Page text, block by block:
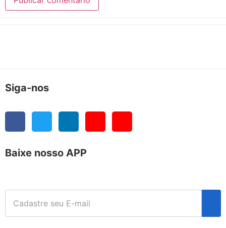
Siga-nos
Baixe nosso APP